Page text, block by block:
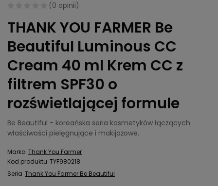
(0 opinii)
THANK YOU FARMER Be
Beautiful Luminous CC
Cream 40 ml Krem CC z
filtrem SPF30 o
rozświetlającej formule
Be Beautiful - koreańska seria kosmetyków łączących
właściwości pielęgnujące i makijażowe.
Marka Thank You Farmer
Kod produktu TYF980218
Seria Thank You Farmer Be Beautiful